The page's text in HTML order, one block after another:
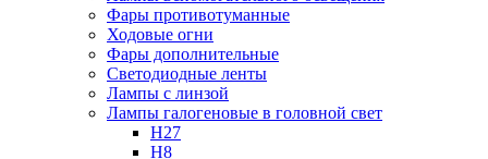
Фары противотуманные
Ходовые огни
Фары дополнительные
Светодиодные ленты
Лампы с линзой
Лампы галогеновые в головной свет
H27
H8